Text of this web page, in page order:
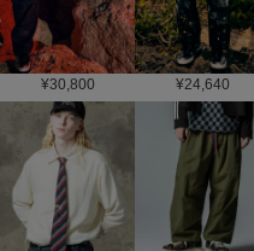
¥30,800 ¥24,640